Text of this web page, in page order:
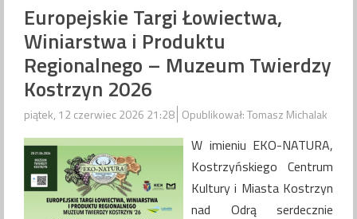
Europejskie Targi Łowiectwa,
Winiarstwa i Produktu
Regionalnego – Muzeum Twierdzy
Kostrzyn 2026
piątek, 12 czerwiec 2026 21:28 Opublikował: Tomasz Michalak
W imieniu EKO-NATURA,
Kostrzyńskiego Centrum
Kultury i Miasta Kostrzyn
nad Odrą serdecznie